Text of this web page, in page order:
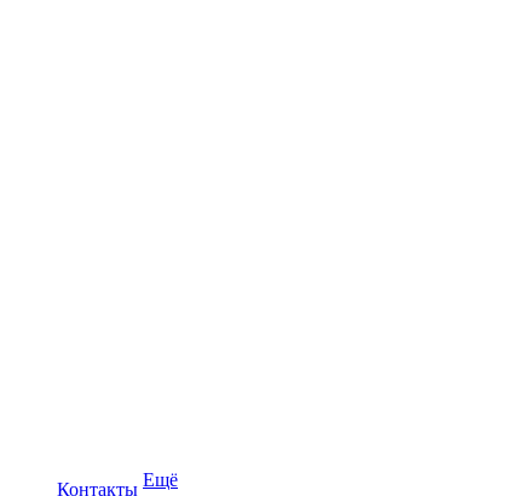
Контакты Ещё